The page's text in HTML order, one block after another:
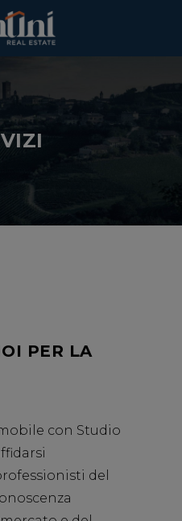
PER LA
con Studio
del